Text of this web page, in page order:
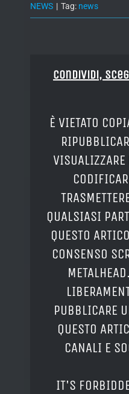
NEWS | Tag: news
Condividi,
È VIETATO
QUALSIASI
QUESTO
CONSENSO
PUBBLICARE
QUESTO
CANALI E
IT'S